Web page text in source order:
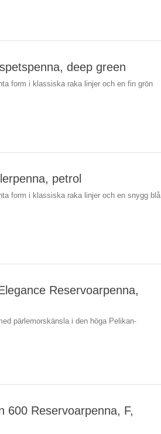
deep green
form i klassiska raka linjer och en fin grön
petrol
form i klassiska raka linjer och en snygg blå
Reservoarpenna,
pärlemorskänsla i den höga Pelikan-
600 Reservoarpenna, F,